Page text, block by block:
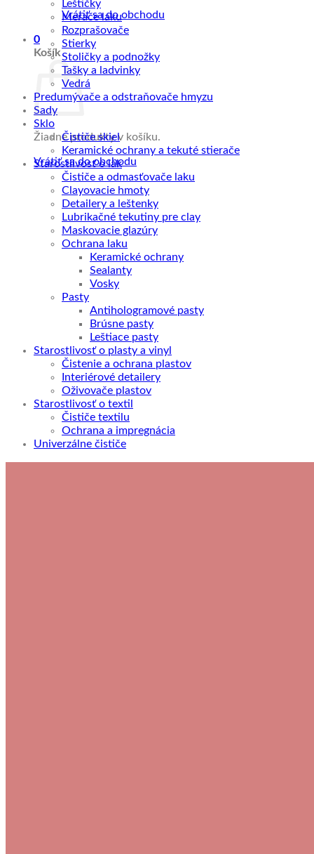
Vrátiť sa do obchodu
0
Košík
Žiadne produkty v košíku.
Vrátiť sa do obchodu
Leštičky
Merače laku
Rozprašovače
Stierky
Stoličky a podnožky
Tašky a ladvinky
Vedrá
Predumývače a odstraňovače hmyzu
Sady
Sklo
Čističe skiel
Keramické ochrany a tekuté stierače
Starostlivosť o lak
Čističe a odmasťovače laku
Clayovacie hmoty
Detailery a leštenky
Lubrikačné tekutiny pre clay
Maskovacie glazúry
Ochrana laku
Keramické ochrany
Sealanty
Vosky
Pasty
Antihologramové pasty
Brúsne pasty
Leštiace pasty
Starostlivosť o plasty a vinyl
Čistenie a ochrana plastov
Interiérové detailery
Oživovače plastov
Starostlivosť o textil
Čističe textilu
Ochrana a impregnácia
Univerzálne čističe